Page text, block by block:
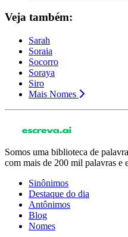
Veja também:
Sarah
Soraia
Socorro
Soraya
Siro
Mais Nomes
Somos uma biblioteca de
com mais de 200 mil palavras e
Sinônimos
Destaque do dia
Antônimos
Blog
Nomes